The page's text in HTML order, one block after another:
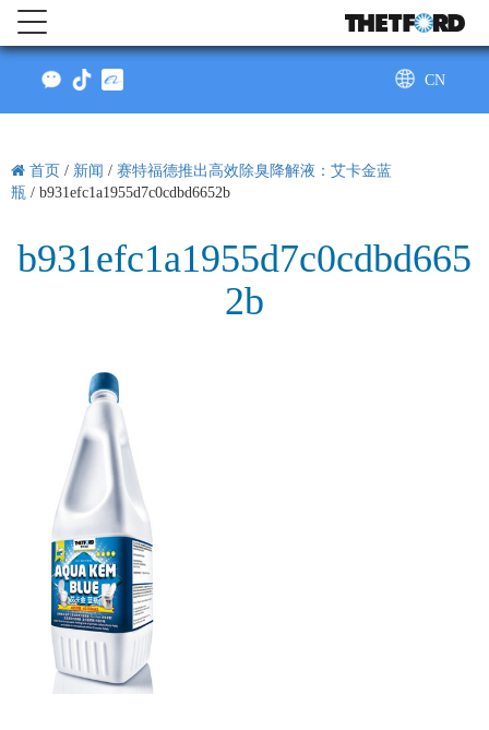
CN
首页 / 新闻 / 赛特福德推出高效除臭降解液：艾卡金蓝
瓶 / b931efc1a1955d7c0cdbd6652b
b931efc1a1955d7c0cdbd665
2b